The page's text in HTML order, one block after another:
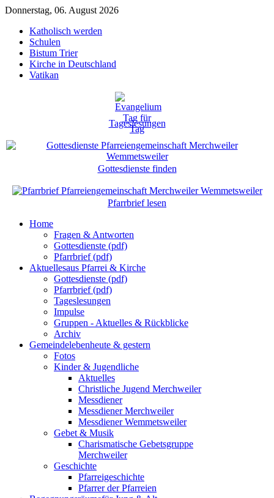
Donnerstag, 06. August 2026
Katholisch werden
Schulen
Bistum Trier
Kirche in Deutschland
Vatikan
Tageslesungen
Gottesdienste finden
Pfarrbrief lesen
Home
Fragen & Antworten
Gottesdienste (pdf)
Pfarrbrief (pdf)
Aktuellesaus Pfarrei & Kirche
Gottesdienste (pdf)
Pfarrbrief (pdf)
Tageslesungen
Impulse
Gruppen - Aktuelles & Rückblicke
Archiv
Gemeindelebenheute & gestern
Fotos
Kinder & Jugendliche
Aktuelles
Christliche Jugend Merchweiler
Messdiener
Messdiener Merchweiler
Messdiener Wemmetsweiler
Gebet & Musik
Charismatische Gebetsgruppe
Merchweiler
Geschichte
Pfarreigeschichte
Pfarrer der Pfarreien